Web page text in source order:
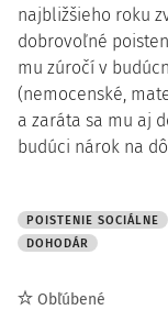
najbližšieho roku
dobrovoľné
mu zúročí v
(nemocenské,
a zaráta sa mu aj
budúci nárok na
POISTENIE SOCIÁLNE
DOHODÁR
Obľúbené